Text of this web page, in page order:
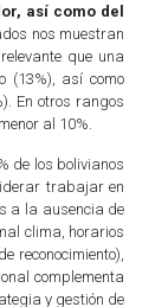
así como del
nos muestran
que una
(13%), así como
En otros rangos
al 10%.
de los bolivianos
trabajar en
a la ausencia de
clima, horarios
reconocimiento),
complementa
y gestión de